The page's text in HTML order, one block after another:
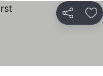
Partilhar